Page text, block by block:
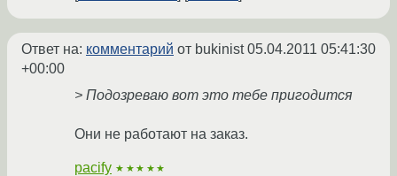
Ответ на: комментарий от bukinist05.04.2011 05:41:30
+00:00
> Подозреваю вот это тебе пригодится
Они не работают на заказ.
pacify ★★★★★